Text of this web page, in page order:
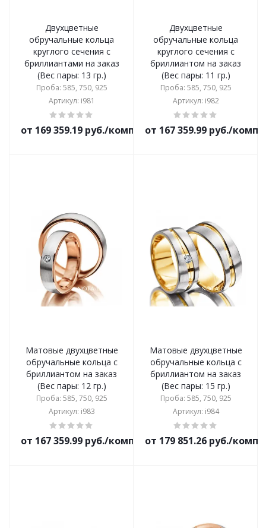
Двухцветные
обручальные кольца
круглого сечения с
бриллиантами на заказ
(Вес пары: 13 гр.)
Проба: 585, 750, 925
Артикул: i981
от 169 359.19 руб./комплект
Двухцветные
обручальные кольца
круглого сечения с
бриллиантом на заказ
(Вес пары: 11 гр.)
Проба: 585, 750, 925
Артикул: i982
от 167 359.99 руб./
Матовые двухцветные
обручальные кольца с
бриллиантом на заказ
(Вес пары: 12 гр.)
Проба: 585, 750, 925
Артикул: i983
от 167 359.99 руб./комплект
Матовые двухцветные
обручальные кольца с
бриллиантом на заказ
(Вес пары: 15 гр.)
Проба: 585, 750, 925
Артикул: i984
от 179 851.26 руб./